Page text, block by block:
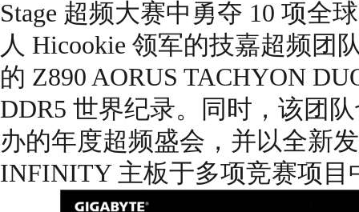
Stage 超频大赛中勇夺 10 项全
人 Hicookie 领军的技嘉超频团
的 Z890 AORUS TACHYON
DDR5 世界纪录。同时，该团
办的年度超频盛会，并以全新
INFINITY 主板于多项竞赛项目